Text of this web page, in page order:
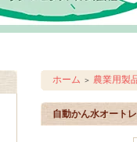
ホーム ＞ 農業用製
自動かん水オート